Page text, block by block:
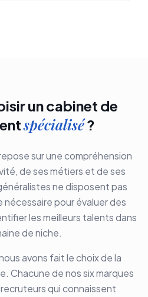
un cabinet de
spécialisé?
sur une compréhension
de ses métiers et de ses
ne disposent pas
pour évaluer des
les meilleurs talents dans
de niche.
avons fait le choix de la
Chacune de nos six marques
qui connaissent